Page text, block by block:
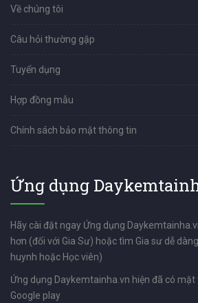
Về chúng tôi
Câu hỏi thường gặp
Tuyển dụng
Hợp đồng mẫu
Chính sách bảo mật thông tin
Ứng dụng
Hãy cài đặt ngay Ứng dụng
hơn (đối với Gia Sư) hoặc tìm Gia sư dễ
huynh hoặc Học viên)
Ứng dụng Daykemtainha.vn hiện đã có
Google play